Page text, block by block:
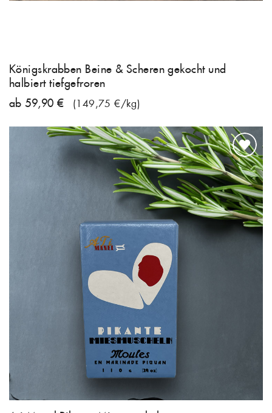
Königskrabben Beine & Scheren gekocht und
halbiert tiefgefroren
ab 59,90 €
(149,75 €/kg)